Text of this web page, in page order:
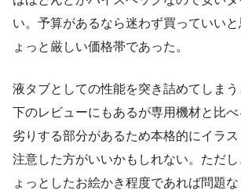
い。予算があるなら迷わず買っていい
ょっと厳しい価格帯であった。
液タブとしての性能を突き詰めてしま
下のレビューにもあるが専用機材と比
劣りする部分があるため本格的にイラ
注意した方がいいかもしれない。ただ
ょっとしたお絵かき程度であれば問題な